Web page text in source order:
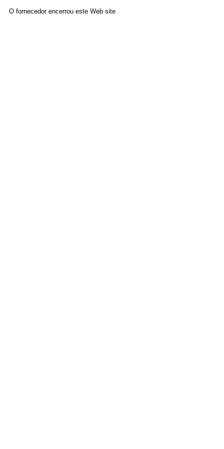
O fornecedor encerrou este Web site